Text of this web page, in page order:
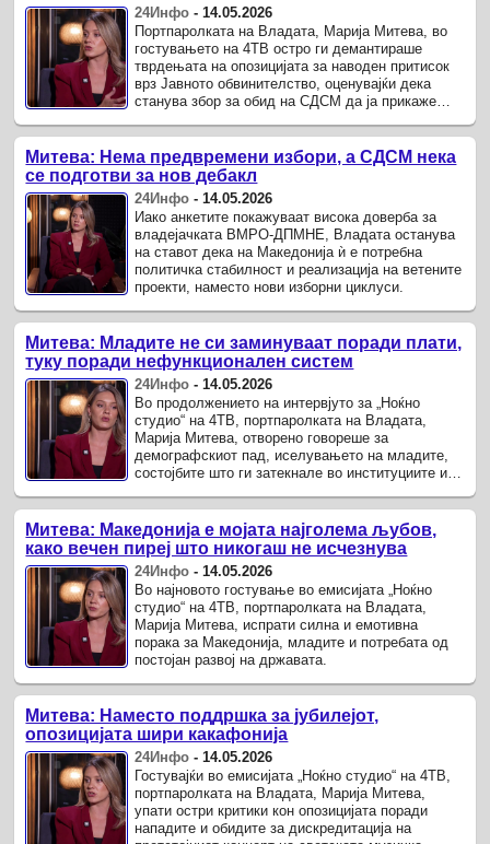
24Инфо - 14.05.2026
Портпаролката на Владата, Марија Митева, во
гостувањето на 4ТВ остро ги демантираше
тврдењата на опозицијата за наводен притисок
врз Јавното обвинителство, оценувајќи дека
станува збор за обид на СДСМ да ја прикаже
Митева: Нема предвремени избори, а СДСМ нека
се подготви за нов дебакл
24Инфо -14.05.2026
Иако анкетите покажуваат висока доверба за
владејачката ВМРО-ДПМНЕ, Владата останува
на ставот дека на Македонија ѝ е потребна
политичка стабилност и реализација на ветените
проекти, наместо нови изборни циклуси.
Митева: Младите не си заминуваат поради плати,
туку поради нефункционален систем
24Инфо -14.05.2026
Во продолжението на интервјуто за „Ноќно
студио“ на 4ТВ, портпаролката на Владата,
Марија Митева, отворено говореше за
демографскиот пад, иселувањето на младите,
состојбите што ги затекнале во институциите и
Митева: Македонија е мојата најголема љубов,
како вечен пиреј што никогаш не исчезнува
24Инфо - 14.05.2026
Во најновото гостување во емисијата „Ноќно
студио“ на 4ТВ, портпаролката на Владата,
Марија Митева, испрати силна и емотивна
порака за Македонија, младите и потребата од
постојан развој на државата.
Митева: Наместо поддршка за јубилејот,
опозицијата шири какафонија
24Инфо - 14.05.2026
Гостувајќи во емисијата „Ноќно студио“ на 4ТВ,
портпаролката на Владата, Марија Митева,
упати остри критики кон опозицијата поради
нападите и обидите за дискредитација на